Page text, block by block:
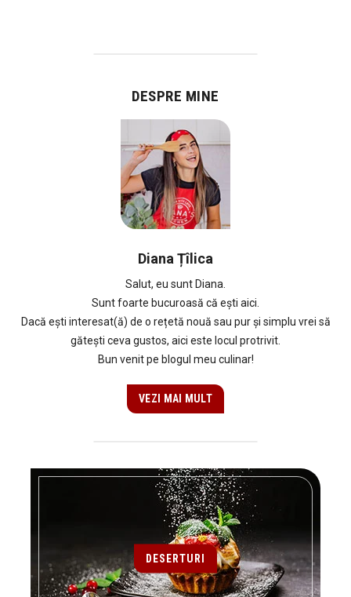
DESPRE MINE
Diana Țîlica
Salut, eu sunt Diana.
Sunt foarte bucuroasă că ești aici.
Dacă ești interesat(ă) de o rețetă nouă sau pur și simplu vrei să
gătești ceva gustos, aici este locul protrivit.
Bun venit pe blogul meu culinar!
VEZI MAI MULT
DESERTURI